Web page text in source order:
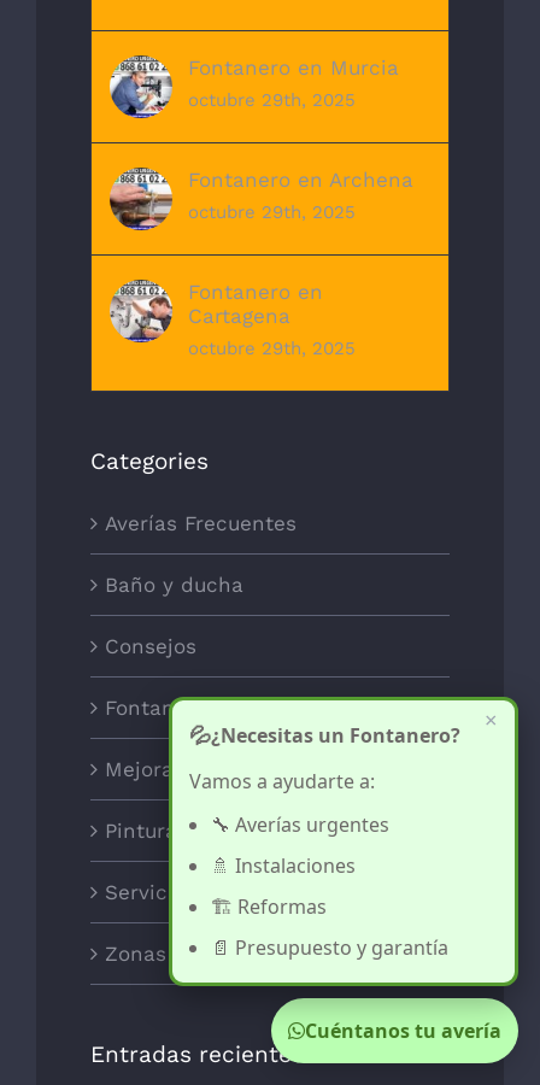
Fontanero en Murcia
octubre 29th, 2025
Fontanero en Archena
octubre 29th, 2025
Fontanero en
Cartagena
octubre 29th, 2025
Categories
Averías Frecuentes
Baño y ducha
Consejos
Fontanería
Mejoras para el Hogar
Pintura y decoración
Servicios
Zonas
Entradas recientes
×
💦¿Necesitas un Fontanero?
Vamos a ayudarte a:
🔧 Averías urgentes
🚿 Instalaciones
🏗️ Reformas
📄 Presupuesto y garantía
Cuéntanos tu avería